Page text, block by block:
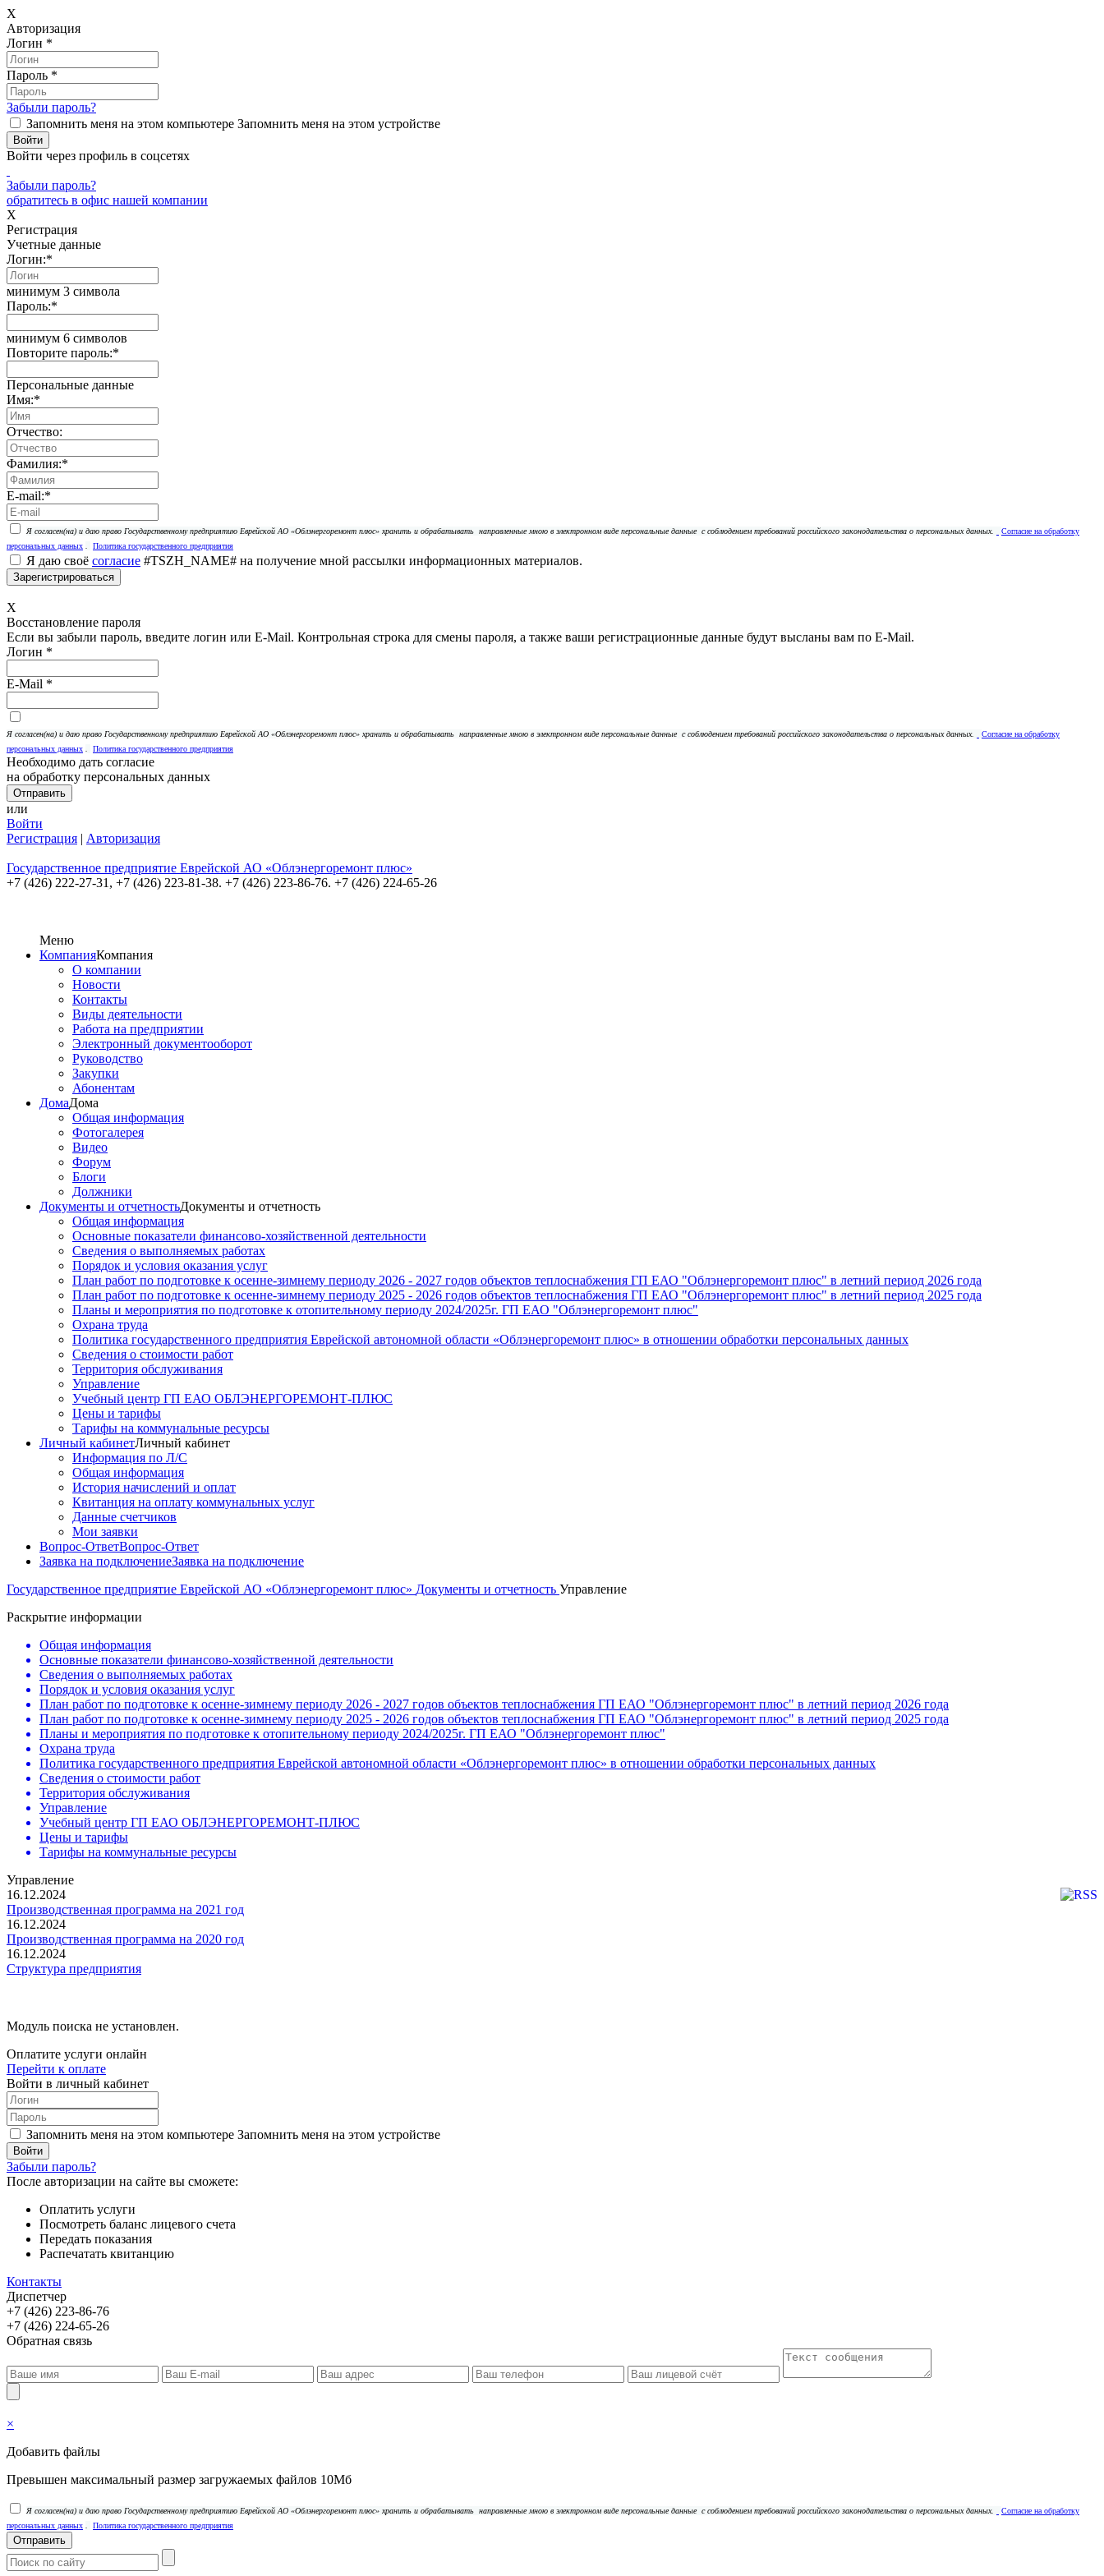
X
Авторизация
Логин *
Пароль *
Забыли пароль?
Запомнить меня на этом компьютере Запомнить меня на этом устройстве
Войти через профиль в соцсетях
Забыли пароль?
обратитесь в офис нашей компании
X
Регистрация
Учетные данные
Логин:*
минимум 3 символа
Пароль:*
минимум 6 символов
Повторите пароль:*
Персональные данные
Имя:*
Отчество:
Фамилия:*
E-mail:*
Я согласен(на) и даю право Государственному предприятию Еврейской АО «Облэнергоремонт плюс» хранить и обрабатывать направленные мною в электронном виде персональные данные с соблюдением требований российского законодательства о персональных данных.
Согласие на обработку
персональных данных
Политика государственного предприятия
Я даю своё согласие #TSZH_NAME# на получение мной рассылки информационных материалов.
X
Восстановление пароля
Если вы забыли пароль, введите логин или E-Mail. Контрольная строка для смены пароля, а также ваши регистрационные данные будут высланы вам по E-Mail.
Логин *
E-Mail *
Я согласен(на) и даю право Государственному предприятию Еврейской АО «Облэнергоремонт плюс» хранить и обрабатывать направленные мною в электронном виде персональные данные с соблюдением требований российского законодательства о персональных данных.
Согласие на обработку
персональных данных
Политика государственного предприятия
Необходимо дать согласие
на обработку персональных данных
или
Войти
Регистрация | Авторизация
Государственное предприятие Еврейской АО «Облэнергоремонт плюс»
+7 (426) 222-27-31, +7 (426) 223-81-38. +7 (426) 223-86-76. +7 (426) 224-65-26
Меню
КомпанияКомпания
О компании
Новости
Контакты
Виды деятельности
Работа на предприятии
Электронный документооборот
Руководство
Закупки
Абонентам
ДомаДома
Общая информация
Фотогалерея
Видео
Форум
Блоги
Должники
Документы и отчетностьДокументы и отчетность
Общая информация
Основные показатели финансово-хозяйственной деятельности
Сведения о выполняемых работах
Порядок и условия оказания услуг
План работ по подготовке к осенне-зимнему периоду 2026 - 2027 годов объектов теплоснабжения ГП ЕАО "Облэнергоремонт плюс" в летний период 2026 года
План работ по подготовке к осенне-зимнему периоду 2025 - 2026 годов объектов теплоснабжения ГП ЕАО "Облэнергоремонт плюс" в летний период 2025 года
Планы и мероприятия по подготовке к отопительному периоду 2024/2025г. ГП ЕАО "Облэнергоремонт плюс"
Охрана труда
Политика государственного предприятия Еврейской автономной области «Облэнергоремонт плюс» в отношении обработки персональных данных
Сведения о стоимости работ
Территория обслуживания
Управление
Учебный центр ГП ЕАО ОБЛЭНЕРГОРЕМОНТ-ПЛЮС
Цены и тарифы
Тарифы на коммунальные ресурсы
Личный кабинетЛичный кабинет
Информация по Л/С
Общая информация
История начислений и оплат
Квитанция на оплату коммунальных услуг
Данные счетчиков
Мои заявки
Вопрос-ОтветВопрос-Ответ
Заявка на подключениеЗаявка на подключение
Государственное предприятие Еврейской АО «Облэнергоремонт плюс» Документы и отчетность Управление
Раскрытие информации
Общая информация
Основные показатели финансово-хозяйственной деятельности
Сведения о выполняемых работах
Порядок и условия оказания услуг
План работ по подготовке к осенне-зимнему периоду 2026 - 2027 годов объектов теплоснабжения ГП ЕАО "Облэнергоремонт плюс" в летний период 2026 года
План работ по подготовке к осенне-зимнему периоду 2025 - 2026 годов объектов теплоснабжения ГП ЕАО "Облэнергоремонт плюс" в летний период 2025 года
Планы и мероприятия по подготовке к отопительному периоду 2024/2025г. ГП ЕАО "Облэнергоремонт плюс"
Охрана труда
Политика государственного предприятия Еврейской автономной области «Облэнергоремонт плюс» в отношении обработки персональных данных
Сведения о стоимости работ
Территория обслуживания
Управление
Учебный центр ГП ЕАО ОБЛЭНЕРГОРЕМОНТ-ПЛЮС
Цены и тарифы
Тарифы на коммунальные ресурсы
Управление
16.12.2024
Производственная программа на 2021 год
16.12.2024
Производственная программа на 2020 год
16.12.2024
Структура предприятия
Модуль поиска не установлен.
Оплатите услуги онлайн
Перейти к оплате
Войти в личный кабинет
Запомнить меня на этом компьютере Запомнить меня на этом устройстве
Забыли пароль?
После авторизации на сайте вы сможете:
Оплатить услуги
Посмотреть баланс лицевого счета
Передать показания
Распечатать квитанцию
Контакты
Диспетчер
+7 (426) 223-86-76
+7 (426) 224-65-26
Обратная связь
×
Добавить файлы
Превышен максимальный размер загружаемых файлов 10Мб
Я согласен(на) и даю право Государственному предприятию Еврейской АО «Облэнергоремонт плюс» хранить и обрабатывать направленные мною в электронном виде персональные данные с соблюдением требований российского законодательства о персональных данных.
Согласие на обработку
персональных данных
Политика государственного предприятия
Отправить